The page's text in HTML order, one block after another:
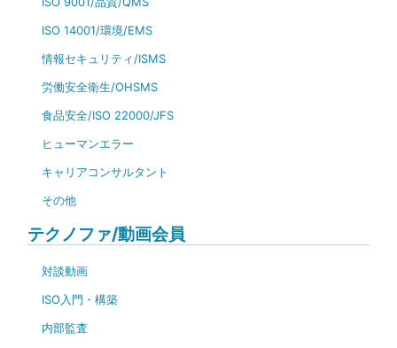
ISO 14001/環境/EMS
情報セキュリティ/ISMS
労働安全衛生/OHSMS
食品安全/ISO 22000/JFS
ヒューマンエラー
キャリアコンサルタント
その他
テクノファ/動画会員
対談動画
ISO入門・構築
内部監査